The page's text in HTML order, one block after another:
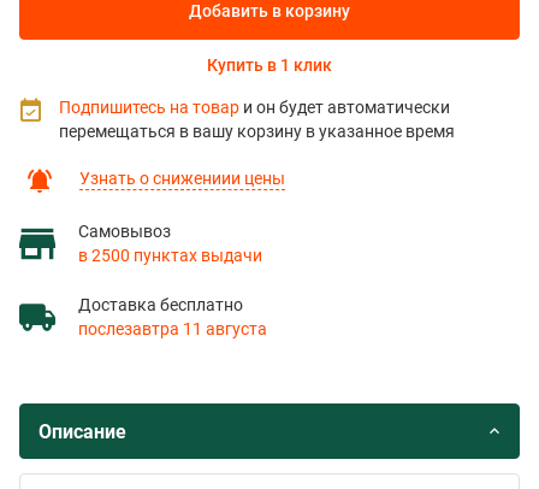
Узнать о снижениии цены
Самовывоз
в 2500 пунктах выдачи
Доставка бесплатно
послезавтра 11 августа
Добавить в корзину
Купить в 1 клик
Подпишитесь на товар и он будет автоматически
перемещаться в вашу корзину в указанное время
Описание